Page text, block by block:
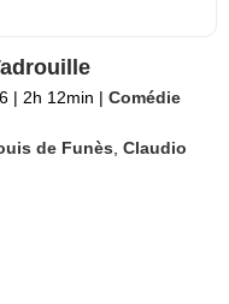
| 2h 12min | Comédie
de Funès ,Claudio